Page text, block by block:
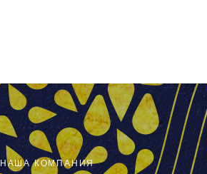
НАША КОМПАНИЯ